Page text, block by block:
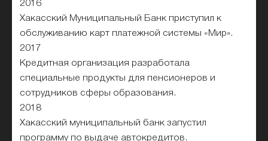
2016
Хакасский Муниципальный Банк приступил к
обслуживанию карт платежной системы «Мир».
2017
Кредитная организация разработала
специальные продукты для пенсионеров и
сотрудников сферы образования.
2018
Хакасский муниципальный банк запустил
программу по выдаче автокредитов.